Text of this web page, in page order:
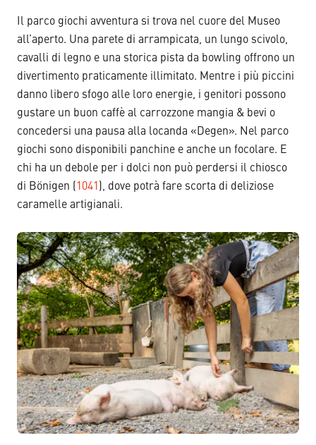
Il parco giochi avventura si trova nel cuore del Museo
all’aperto. Una parete di arrampicata, un lungo scivolo,
cavalli di legno e una storica pista da bowling offrono un
divertimento praticamente illimitato. Mentre i più piccini
danno libero sfogo alle loro energie, i genitori possono
gustare un buon caffè al carrozzone mangia & bevi o
concedersi una pausa alla locanda «Degen». Nel parco
giochi sono disponibili panchine e anche un focolare. E
chi ha un debole per i dolci non può perdersi il chiosco
di Bönigen ( 1041 ), dove potrà fare scorta di deliziose
caramelle artigianali.